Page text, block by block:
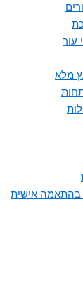
עור
מלא
בהתאמה אישית